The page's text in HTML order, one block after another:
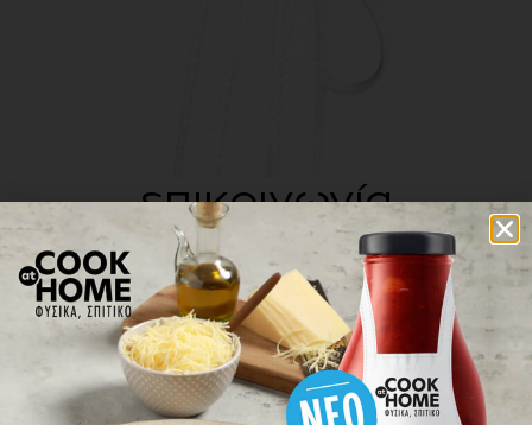
επικοινωνία
πού βρίσκω τα προϊόντα
ΕΝΗΜΕΡΩΘΕΙΤΕ ΠΡΩΤΟΙ
ΓΙΑ ΤΑ ΝΕΑ ΜΑΣ
ΕΓΓΡΑΦΗ